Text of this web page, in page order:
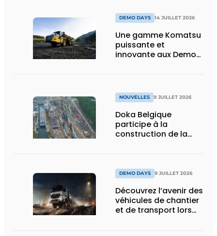
DEMO DAYS 14 JUILLET 2026
Une gamme Komatsu
puissante et
innovante aux Demo
NOUVELLES 9 JUILLET 2026
Doka Belgique
participe à la
construction de la
DEMO DAYS 9 JUILLET 2026
Découvrez l’avenir des
véhicules de chantier
et de transport lors